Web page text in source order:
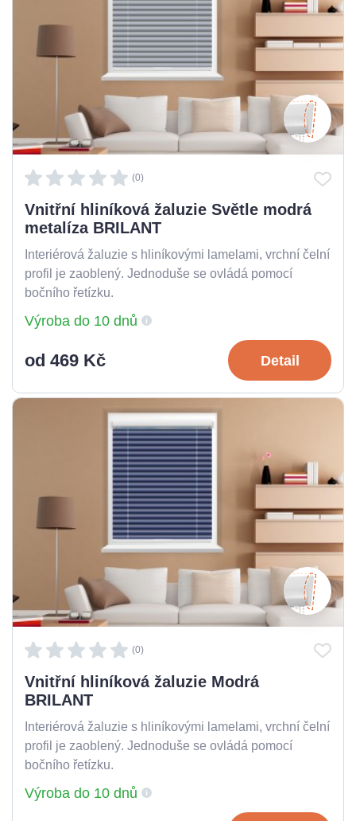
(0)
Vnitřní hliníková žaluzie Světle modrá
metalíza BRILANT
Interiérová žaluzie s hliníkovými lamelami, vrchní čelní
profil je zaoblený. Jednoduše se ovládá pomocí
bočního řetízku.
Výroba do 10 dnů
od 469 Kč Detail
(0)
Vnitřní hliníková žaluzie Modrá
BRILANT
Interiérová žaluzie s hliníkovými lamelami, vrchní čelní
profil je zaoblený. Jednoduše se ovládá pomocí
bočního řetízku.
Výroba do 10 dnů